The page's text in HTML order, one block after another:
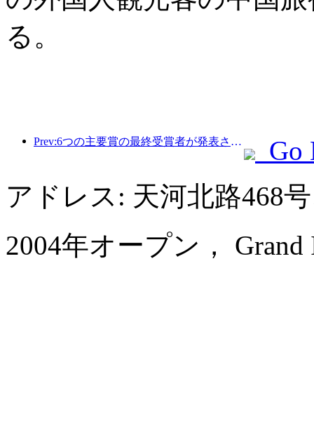
る。
Prev:6つの主要賞の最終受賞者が発表され、100を超えるホテルや企業が年間賞を受賞しました。
Go
アドレス: 天河北路468
2004年オープン， Grand